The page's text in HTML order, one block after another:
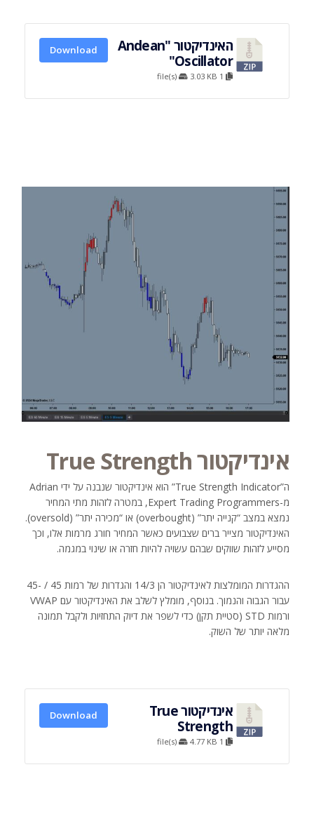
האינדיקטור "Andean
Oscillator"
3.03 KB
Download
אינדיקטור True Strength
ה”True Strength Indicator” הוא אינדיקטור שנבנה על ידי Adrian
מ-Expert Trading Programmers, במטרה לזהות מתי המחיר
נמצא במצב “קנייה יתר” (overbought) או “מכירה יתר” (oversold).
האינדיקטור מצייר ברים שצבועים כאשר המחיר חורג מרמות אלו, וכך
מסייע לזהות שווקים שבהם עשויה להיות חזרה או שינוי במגמה.
ההגדרות המומלצות לאינדיקטור הן 14/3 והגדרות של רמות 45 / -45
עבור הגבוה והנמוך. בנוסף, מומלץ לשלב את האינדיקטור עם VWAP
ורמות STD (סטיית תקן) כדי לשפר את דיוק התחזיות ולקבל תמונה
מלאה יותר של השוק.
אינדיקטור True
Strength
4.77 KB
Download